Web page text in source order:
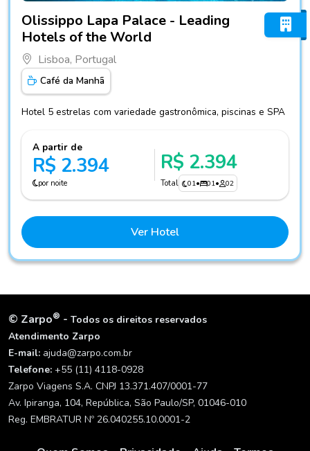
Fotos do hotel Olissippo Lapa Palace - Leading Hotels of
Olissippo Lapa Palace - Leading
Hotels of the World
Lisboa, Portugal
Café da Manhã
Hotel 5 estrelas com variedade gastronômica, piscinas e SPA
A partir de
R$ 2.394
por noite
R$ 2.394
Total 01• 01• 02
Ver Hotel
© Zarpo® - Todos os direitos reservados
Atendimento Zarpo
E-mail: ajuda@zarpo.com.br
Telefone: +55 (11) 4118-0928
Zarpo Viagens S.A. CNPJ 13.371.407/0001-77
Av. Ipiranga, 104, República, São Paulo/SP, 01046-010
Reg. EMBRATUR Nº 26.040255.10.0001-2